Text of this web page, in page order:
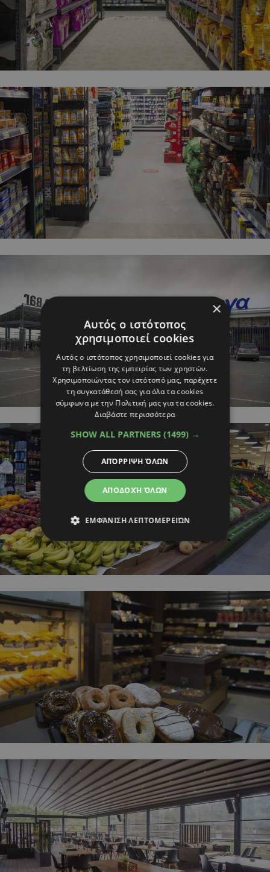
×
Αυτός ο ιστότοπος
χρησιμοποιεί cookies
Αυτός ο ιστότοπος χρησιμοποιεί cookies για
τη βελτίωση της εμπειρίας των χρηστών.
Χρησιμοποιώντας τον ιστότοπό μας, παρέχετε
τη συγκατάθεσή σας για όλα τα cookies
σύμφωνα με την Πολιτική μας για τα cookies.
Διαβάστε περισσότερα
SHOW ALL PARTNERS (1499) →
ΑΠΟΔΟΧΉ ΌΛΩΝ
ΑΠΌΡΡΙΨΗ ΌΛΩΝ
ΕΜΦΆΝΙΣΗ ΛΕΠΤΟΜΕΡΕΙΏΝ